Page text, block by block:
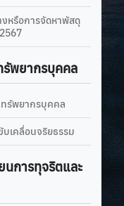
หรือการจัดหาพัสดุ
พยากรบุคคล
รัพยากรบุคคล
บเคลื่อนจริยธรรม
นการทุจริตและ